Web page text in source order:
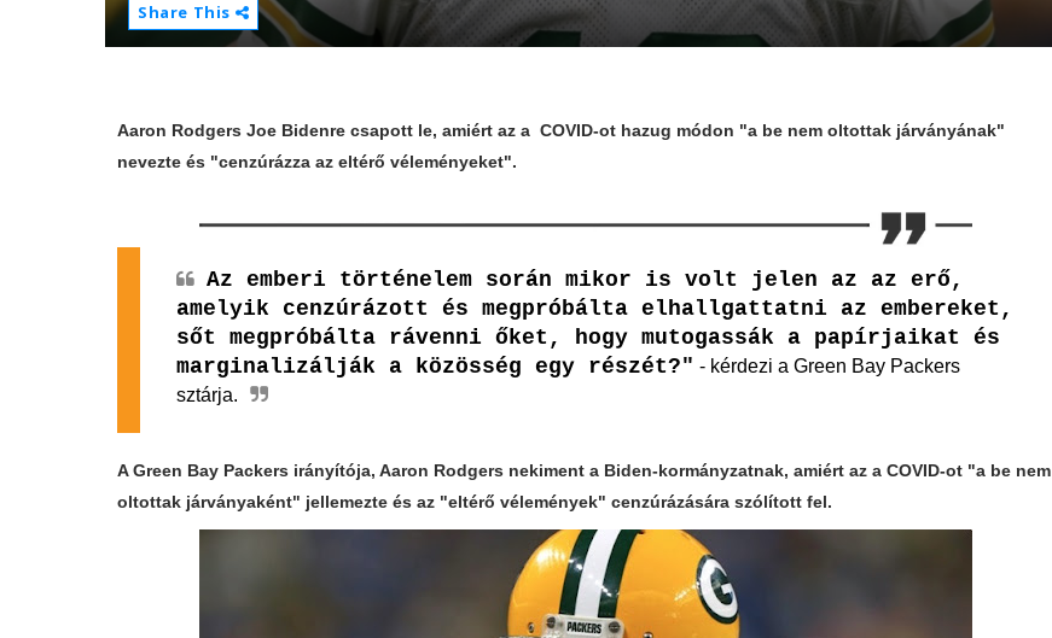
Share This
Aaron Rodgers Joe Bidenre csapott le, amiért az a COVID-ot hazug módon "a be nem oltottak járványának"
nevezte és "cenzúrázza az eltérő véleményeket".
Az emberi történelem során mikor is volt jelen az az erő,
amelyik cenzúrázott és megpróbálta elhallgattatni az embereket,
sőt megpróbálta rávenni őket, hogy mutogassák a papírjaikat és
marginalizálják a közösség egy részét?" - kérdezi a Green Bay Packers
sztárja.
A Green Bay Packers irányítója, Aaron Rodgers nekiment a Biden-kormányzatnak, amiért az a COVID-ot "a be nem
oltottak járványaként" jellemezte és az "eltérő vélemények" cenzúrázására szólított fel.